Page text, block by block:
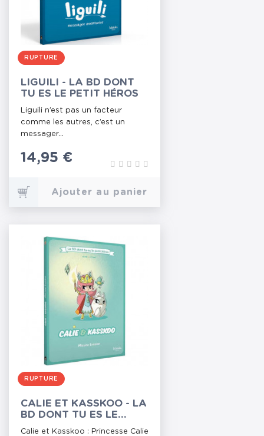
RUPTURE
LIGUILI - LA BD DONT
TU ES LE PETIT HÉROS
Liguili n’est pas un facteur
comme les autres, c’est un
messager...
Prix
14,95 €
Ajouter au panier
RUPTURE
CALIE ET KASSKOO - LA
BD DONT TU ES LE
PETIT HÉROS
Calie et Kasskoo : Princesse Calie